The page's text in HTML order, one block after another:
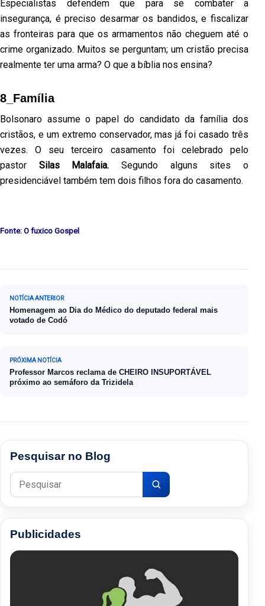
Especialistas defendem que para se combater a
insegurança, é preciso desarmar os bandidos, e fiscalizar
as fronteiras para que os armamentos não cheguem até o
crime organizado. Muitos se perguntam; um cristão precisa
realmente ter uma arma? O que a bíblia nos ensina?
8_Família
Bolsonaro assume o papel do candidato da família dos
cristãos, e um extremo conservador, mas já foi casado três
vezes. O seu terceiro casamento foi celebrado pelo
pastor Silas Malafaia.Segundo alguns sites o
presidenciável também tem dois filhos fora do casamento.
Fonte: O fuxico Gospel
Navegação de Post
NOTÍCIA ANTERIOR
Homenagem ao Dia do Médico do deputado federal mais
votado de Codó
PRÓXIMA NOTÍCIA
Professor Marcos reclama de CHEIRO INSUPORTÁVEL
próximo ao semáforo da Trizidela
Pesquisar no Blog
Pesquisar por:
Publicidades